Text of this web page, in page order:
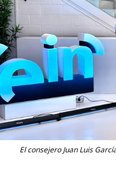
El consejero Juan Luis